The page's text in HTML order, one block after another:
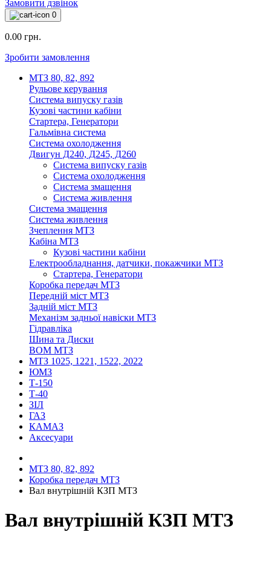
Замовити дзвінок
0
0.00 грн.
Зробити замовлення
МТЗ 80, 82, 892
Рульове керування
Система випуску газів
Кузові частини кабіни
Стартера, Генератори
Гальмівна система
Система охолодження
Двигун Д240, Д245, Д260
Система випуску газів
Система охолодження
Система змащення
Система живлення
Система змащення
Система живлення
Зчеплення МТЗ
Кабіна МТЗ
Кузові частини кабіни
Електрообладнання, датчики, покажчики МТЗ
Стартера, Генератори
Коробка передач МТЗ
Передній міст МТЗ
Задній міст МТЗ
Механізм задньої навіски МТЗ
Гідравліка
Шина та Диски
ВОМ МТЗ
МТЗ 1025, 1221, 1522, 2022
ЮМЗ
Т-150
Т-40
ЗІЛ
ГАЗ
КАМАЗ
Аксесуари
МТЗ 80, 82, 892
Коробка передач МТЗ
Вал внутрішній КЗП МТЗ
Вал внутрішній КЗП МТЗ